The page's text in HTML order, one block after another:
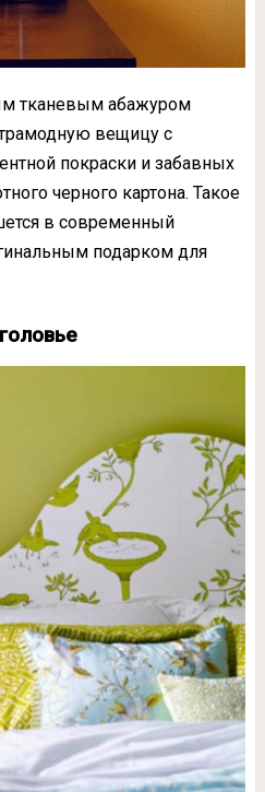
тканевым абажуром
вещицу с
покраски и забавных
черного картона. Такое
в современный
подарком для